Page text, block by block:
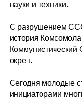
науки и техники.
С разрушением
история
окреп.
Сегодня молодые
инициаторами